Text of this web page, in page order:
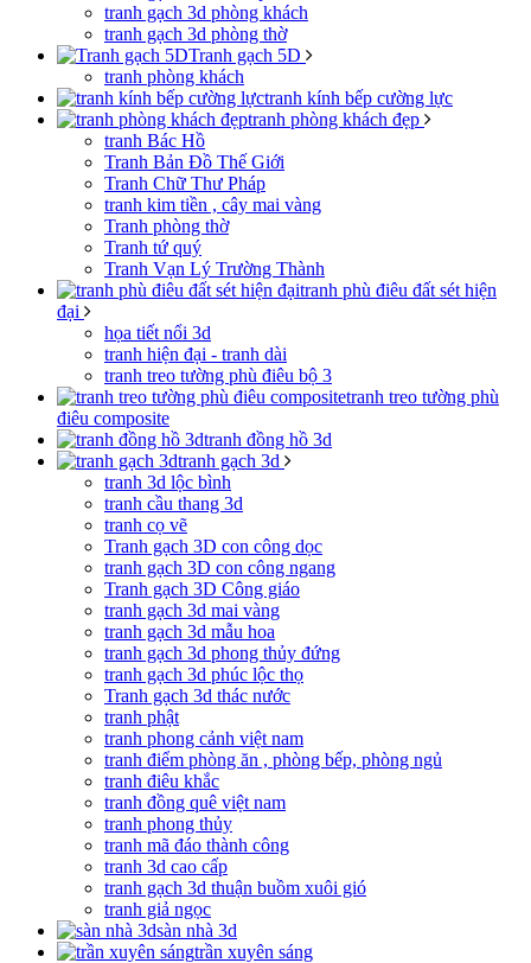
tranh gạch 3d phòng khách
tranh gạch 3d phòng thờ
Tranh gạch 5D
tranh phòng khách
tranh kính bếp cường lực
tranh phòng khách đẹp
tranh Bác Hồ
Tranh Bản Đồ Thế Giới
Tranh Chữ Thư Pháp
tranh kim tiền , cây mai vàng
Tranh phòng thờ
Tranh tứ quý
Tranh Vạn Lý Trường Thành
tranh phù điêu đất sét hiện
đại
họa tiết nổi 3d
tranh hiện đại - tranh dài
tranh treo tường phù điêu bộ 3
tranh treo tường phù
điêu composite
tranh đồng hồ 3d
tranh gạch 3d
tranh 3d lộc bình
tranh cầu thang 3d
tranh cọ vẽ
Tranh gạch 3D con công dọc
tranh gạch 3D con công ngang
Tranh gạch 3D Công giáo
tranh gạch 3d mai vàng
tranh gạch 3d mẫu hoa
tranh gạch 3d phong thủy đứng
tranh gạch 3d phúc lộc thọ
Tranh gạch 3d thác nước
tranh phật
tranh phong cảnh việt nam
tranh điểm phòng ăn , phòng bếp, phòng ngủ
tranh điêu khắc
tranh đồng quê việt nam
tranh phong thủy
tranh mã đáo thành công
tranh 3d cao cấp
tranh gạch 3d thuận buồm xuôi gió
tranh giả ngọc
sàn nhà 3d
trần xuyên sáng